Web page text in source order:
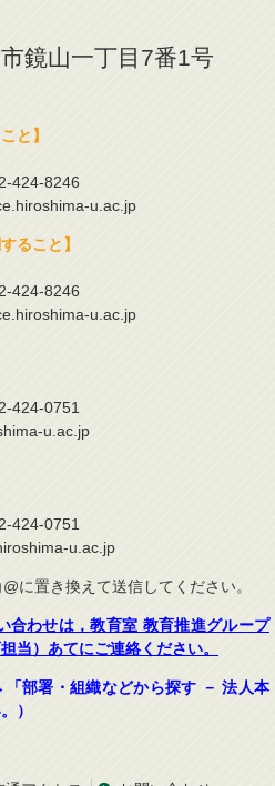
鏡山一丁目7番1号
と】
424-8246
u.ac.jp
ること】
424-8246
u.ac.jp
424-0751
u.ac.jp
424-0751
u.ac.jp
に置き換えて送信してください。
合わせは，教育室 教育推進グループ
当）あてにご連絡ください。
部署・組織などから探す － 法人本
）